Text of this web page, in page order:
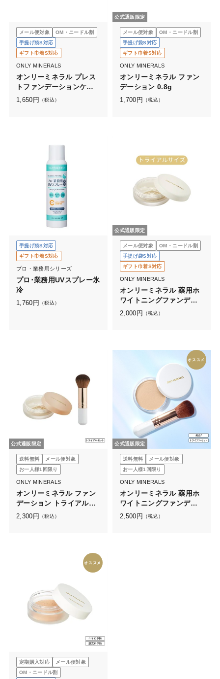
メール便対象
OM・ニードル割
手提げ袋S対応
ギフト巾着S対応
ONLY MINERALS
オンリーミネラル プレス
トファンデーションケー
ス ホワイトN
1,650 円 （税込）
公式通販限定
メール便対象
OM・ニードル割
手提げ袋S対応
ギフト巾着S対応
ONLY MINERALS
オンリーミネラル ファン
デーション 0.8g
1,700 円 （税込）
手提げ袋S対応
ギフト巾着S対応
プロ・業務用シリーズ
プロ･業務用UVスプレー氷
冷
1,760 円 （税込）
公式通販限定
メール便対象
OM・ニードル割
手提げ袋S対応
ギフト巾着S対応
ONLY MINERALS
オンリーミネラル 薬用ホ
ワイトニングファンデー
ション 0.8g
2,000 円 （税込）
公式通販限定
送料無料
メール便対象
お一人様1回限り
ONLY MINERALS
オンリーミネラル ファン
デーション トライアルセ
ット
2,300 円 （税込）
オススメ
公式通販限定
送料無料
メール便対象
お一人様1回限り
ONLY MINERALS
オンリーミネラル 薬用ホ
ワイトニングファンデー
ション トライアルセット
2,500 円 （税込）
オススメ
定期購入対応
メール便対象
OM・ニードル割